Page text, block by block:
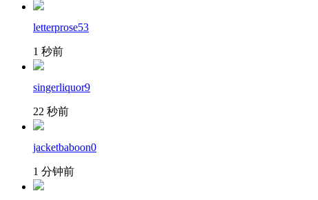
letterprose53
1 秒前
singerliquor9
22 秒前
jacketbaboon0
1 分钟前